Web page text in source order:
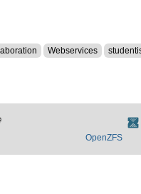
Webservices
OpenZFS